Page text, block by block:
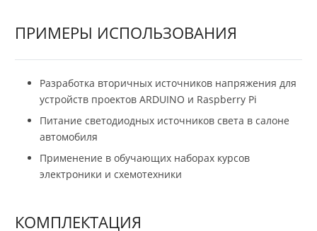
ПРИМЕРЫ ИСПОЛЬЗОВАНИЯ
Разработка вторичных источников напряжения для
устройств проектов ARDUINO и Raspberry Pi
Питание светодиодных источников света в салоне
автомобиля
Применение в обучающих наборах курсов
электроники и схемотехники
КОМПЛЕКТАЦИЯ